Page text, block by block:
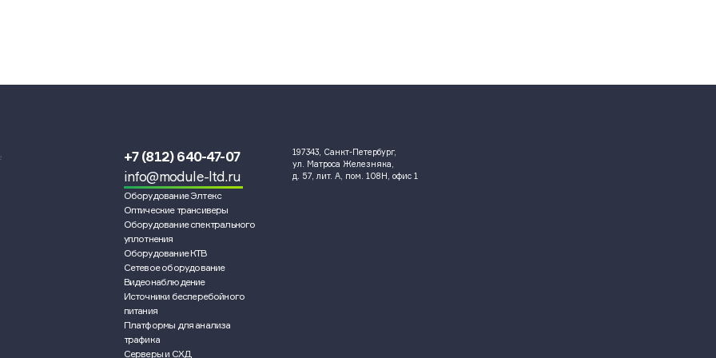
+7 (812) 640-47-07
info@module-ltd.ru
Оборудование Элтекс
Оптические трансиверы
Оборудование спектрального
уплотнения
Оборудование КТВ
Сетевое оборудование
Видеонаблюдение
Источники бесперебойного
питания
Платформы для анализа
трафика
Серверы и СХД
197343, Санкт-Петербург,
ул. Матроса Железняка,
д. 57, лит. А, пом. 108Н, офис 1